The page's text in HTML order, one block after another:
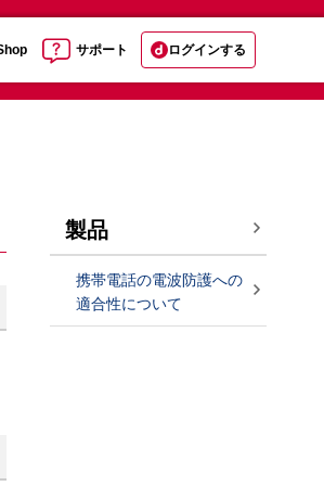
サポート ログインする
製品
携帯電話の電波防護への
適合性について